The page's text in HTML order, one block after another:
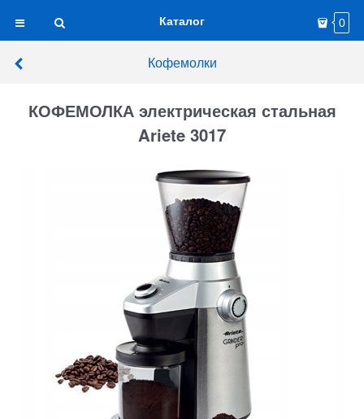
Каталог 0
Кофемолки
КОФЕМОЛКА электрическая стальная
Ariete 3017